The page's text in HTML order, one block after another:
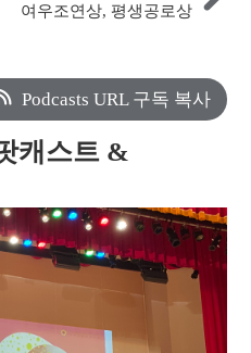
여우조연상, 평생공로상
Podcasts URL 구독 복사
캐스트 &